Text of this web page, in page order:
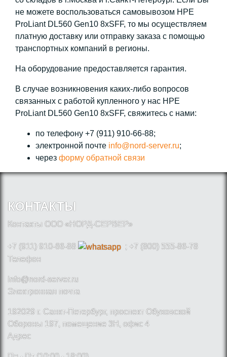
не можете воспользоваться самовывозом HPE
ProLiant DL560 Gen10 8xSFF, то мы осуществляем
платную доставку или отправку заказа с помощью
транспортных компаний в регионы.
На оборудование предоставляется гарантия.
В случае возникновения каких-либо вопросов
связанных с работой купленного у нас HPE
ProLiant DL560 Gen10 8xSFF, свяжитесь с нами:
по телефону +7 (911) 910-66-88;
электронной почте info@nord-server.ru;
через форму обратной связи
КОНТАКТЫ
Контакты ООО «НОРД-СЕРВЕР»
+7 (911) 910-66-88
; +7 (800) 555-86-78
Телефон
info@nord-server.ru
Электронная почта
192029 г. Санкт-Петербург, проспект Обуховской
Обороны 197, помещение 3Н, офис 4
Адрес